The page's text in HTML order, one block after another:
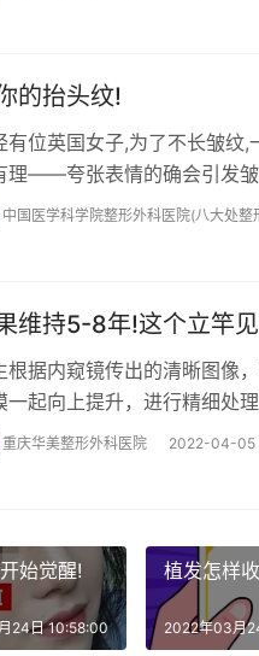
的抬头纹!
有位英国女子,为了不长皱纹
理——夸张表情的确会引发皱
中国医学科学院整形外科医院(八大处整
维持5-8年!这个立竿
根据内窥镜传出的清晰图像
一起向上提升，进行精细处
重庆华美整形外科医院 2022-04-05
始觉醒!
24日 10:58:00
植发怎样
2022年03月